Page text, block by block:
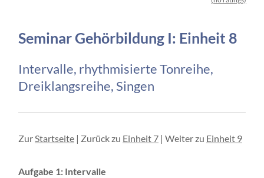
Seminar Gehörbildung I: Einheit 8
Intervalle, rhythmisierte Tonreihe,
Dreiklangsreihe, Singen
ZurStartseite | Zurück zu Einheit 7 | Weiter zu Einheit 9
Aufgabe 1: Intervalle